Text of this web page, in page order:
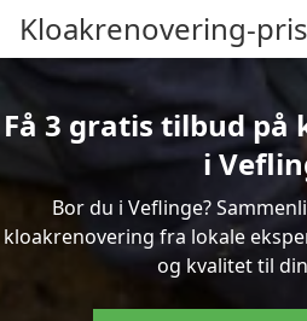
Kloakrenovering-
Få 3 gratis tilbud
i
Bor du i Veflinge?
kloakrenovering fra lokale
og kvalitet til